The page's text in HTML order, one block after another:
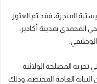
المنجزة، فقد تم العثور
المحمدي بمدينة أكادير،
تجريه المصلحة الولائية
العامة المختصة، وذلك